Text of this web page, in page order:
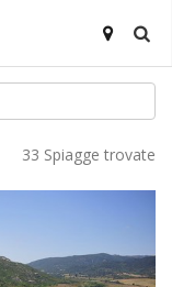
33 Spiagge trovate